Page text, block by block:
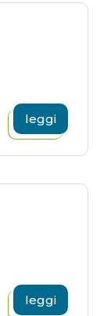
leggi
leggi